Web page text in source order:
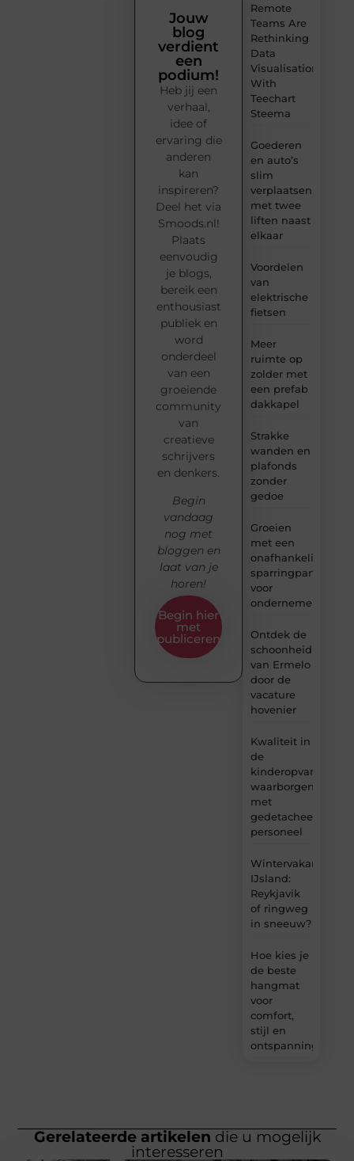
Remote
Teams Are
Rethinking
Data
Visualisation
With
Teechart
Steema
Goederen
en auto’s
slim
verplaatsen
met twee
liften naast
elkaar
Voordelen
van
elektrische
fietsen
Meer
ruimte op
zolder met
een prefab
dakkapel
Strakke
wanden en
plafonds
zonder
gedoe
Groeien
met een
onafhankelijke
sparringpartner
voor
ondernemers
Ontdek de
schoonheid
van Ermelo
door de
vacature
hovenier
Kwaliteit in
de
kinderopvang
waarborgen
met
gedetacheerd
personeel
Wintervakantie
IJsland:
Reykjavik
of ringweg
in sneeuw?
Hoe kies je
de beste
hangmat
voor
comfort,
stijl en
ontspanning?
Jouw
blog
verdient
een
podium!
Heb jij een
verhaal,
idee of
ervaring die
anderen
kan
inspireren?
Deel het via
Smoods.nl!
Plaats
eenvoudig
je blogs,
bereik een
enthousiast
publiek en
word
onderdeel
van een
groeiende
community
van
creatieve
schrijvers
en denkers.
Begin
vandaag
nog met
bloggen en
laat van je
horen!
Begin hier
met
publiceren
Gerelateerde artikelen die u mogelijk
interesseren